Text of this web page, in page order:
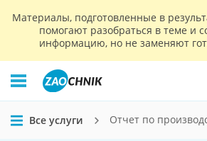
Материалы, подготовленные в
помогают разобраться в теме и
информацию, но не заменяют
Все услуги Отчет по